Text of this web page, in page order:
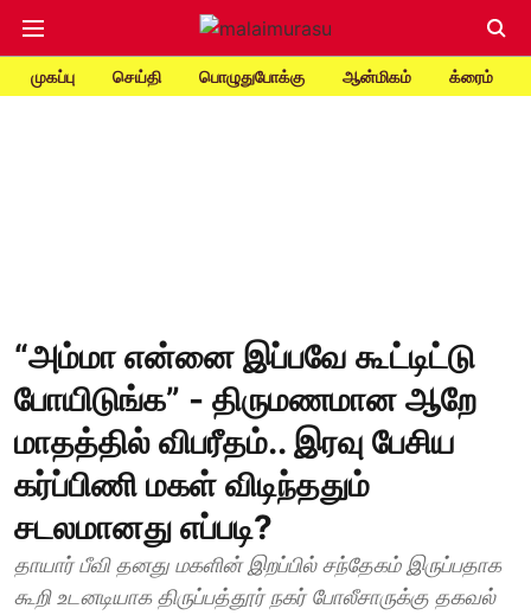
முகப்பு செய்தி பொழுதுபோக்கு ஆன்மிகம் க்ரைம்
“அம்மா என்னை இப்பவே கூட்டிட்டு
போயிடுங்க” - திருமணமான ஆறே
மாதத்தில் விபரீதம்.. இரவு பேசிய
கர்ப்பிணி மகள் விடிந்ததும்
சடலமானது எப்படி?
தாயார் பீவி தனது மகளின் இறப்பில் சந்தேகம் இருப்பதாக
கூறி உடனடியாக திருப்பத்தூர் நகர் போலீசாருக்கு தகவல்